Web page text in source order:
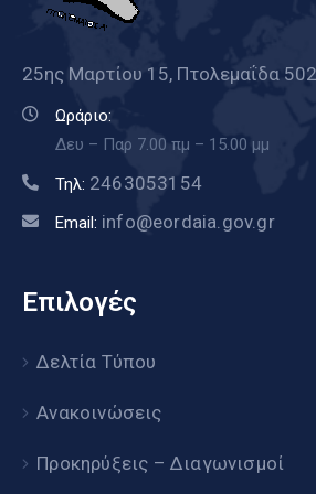
25ης Μαρτίου 15, Πτολεμαΐδα
Ωράριο:
Δευ – Παρ 7.00 πμ – 15.00 μμ
Τηλ: 2463053154
Email: info@eordaia.gov.gr
Επιλογές
Δελτία Τύπου
Ανακοινώσεις
Προκηρύξεις – Διαγωνισμοί